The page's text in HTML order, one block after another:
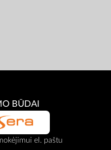
BŪDAI
el. paštu